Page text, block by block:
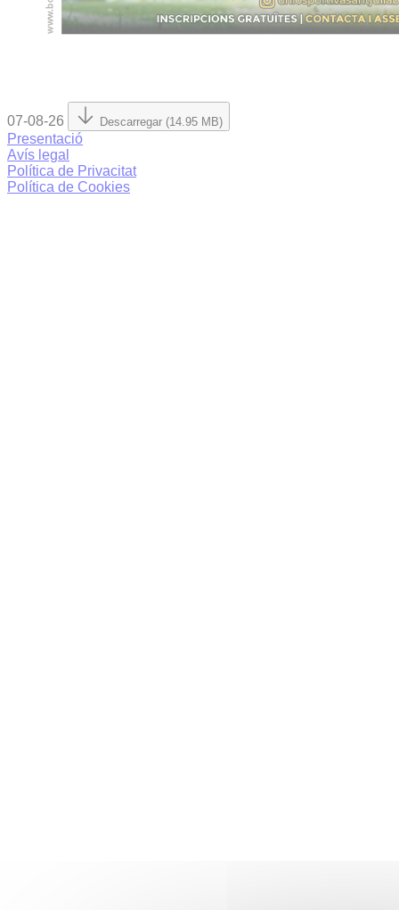
07-08-26 Descarregar (14.95 MB)
Presentació
Avís legal
Política de Privacitat
Política de Cookies